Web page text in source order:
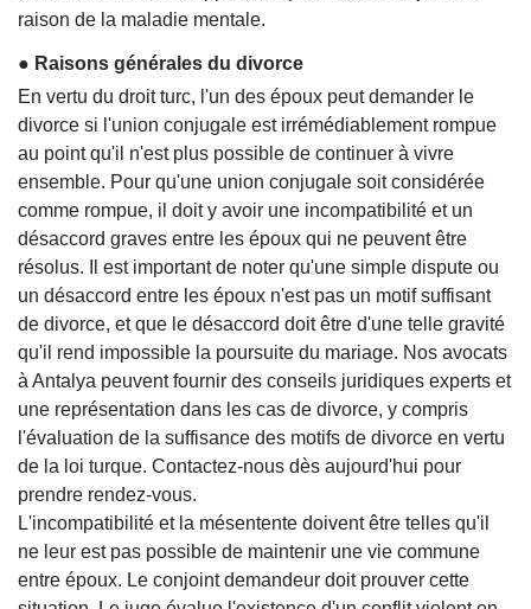
raison de la maladie mentale.
● Raisons générales du divorce
En vertu du droit turc, l'un des époux peut demander le
divorce si l'union conjugale est irrémédiablement rompue
au point qu'il n'est plus possible de continuer à vivre
ensemble. Pour qu'une union conjugale soit considérée
comme rompue, il doit y avoir une incompatibilité et un
désaccord graves entre les époux qui ne peuvent être
résolus. Il est important de noter qu'une simple dispute ou
un désaccord entre les époux n'est pas un motif suffisant
de divorce, et que le désaccord doit être d'une telle gravité
qu'il rend impossible la poursuite du mariage. Nos avocats
à Antalya peuvent fournir des conseils juridiques experts et
une représentation dans les cas de divorce, y compris
l'évaluation de la suffisance des motifs de divorce en vertu
de la loi turque. Contactez-nous dès aujourd'hui pour
prendre rendez-vous.
L'incompatibilité et la mésentente doivent être telles qu'il
ne leur est pas possible de maintenir une vie commune
entre époux. Le conjoint demandeur doit prouver cette